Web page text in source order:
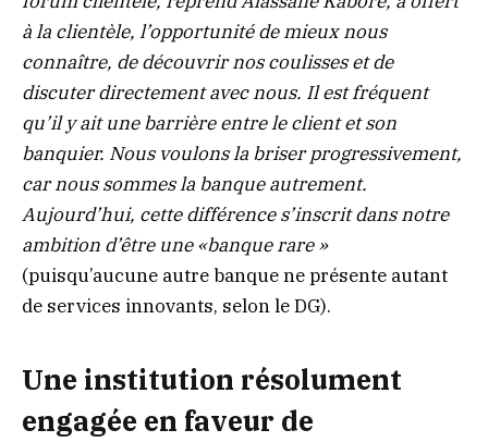
à la clientèle, l’opportunité de mieux nous
connaître, de découvrir nos coulisses et de
discuter directement avec nous. Il est fréquent
qu’il y ait une barrière entre le client et son
banquier. Nous voulons la briser progressivement,
car nous sommes la banque autrement.
Aujourd’hui, cette différence s’inscrit dans notre
ambition d’être une «banque rare »
(puisqu’aucune autre banque ne présente autant
de services innovants, selon le DG).
Une institution résolument
engagée en faveur de